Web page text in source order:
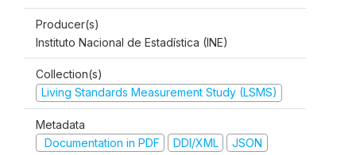
Producer(s)
Instituto Nacional de Estadística (INE)
Collection(s)
Living Standards Measurement Study (LSMS)
Metadata
Documentation in PDF
DDI/XML JSON